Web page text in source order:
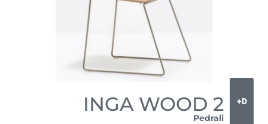
D+
INGA WOOD 2
Pedrali